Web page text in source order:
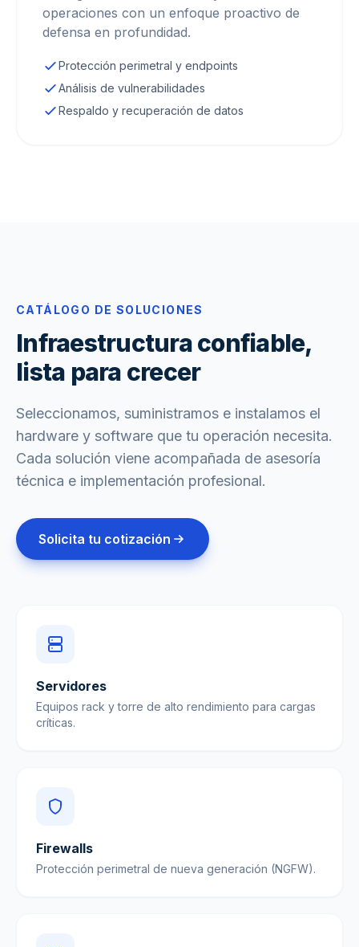
operaciones con un enfoque proactivo de
defensa en profundidad.
Protección perimetral y endpoints
Análisis de vulnerabilidades
Respaldo y recuperación de datos
CATÁLOGO DE SOLUCIONES
Infraestructura confiable,
lista para crecer
Seleccionamos, suministramos e instalamos el
hardware y software que tu operación necesita.
Cada solución viene acompañada de asesoría
técnica e implementación profesional.
Solicita tu cotización
Servidores
Equipos rack y torre de alto rendimiento para cargas
críticas.
Firewalls
Protección perimetral de nueva generación (NGFW).